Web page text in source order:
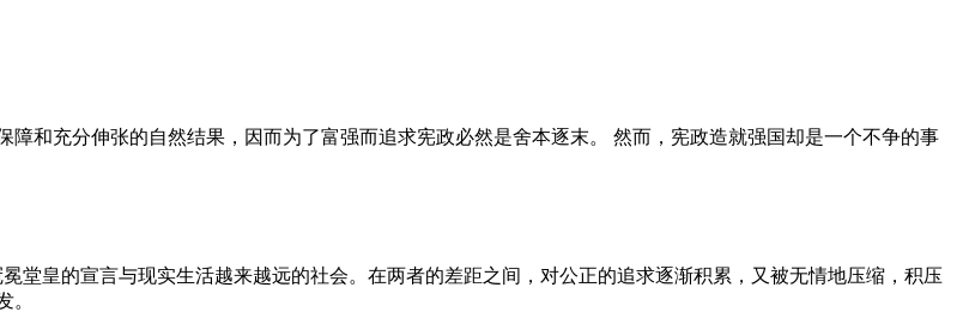
和充分伸张的自然结果，因而为了富强而追求宪政必然是舍本逐末。 然而，宪政造就强国却是一个不争的事
堂皇的宣言与现实生活越来越远的社会。在两者的差距之间，对公正的追求逐渐积累，又被无情地压缩，积压
。